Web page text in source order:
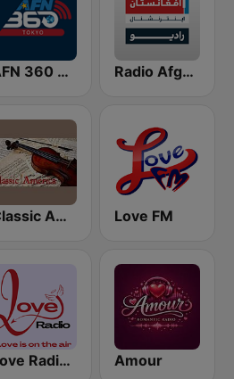
AFN 360 Tokyo (Japan Only) Radio Afghanistan International
Classic America Love FM
Love Radio - Love Mix Amour